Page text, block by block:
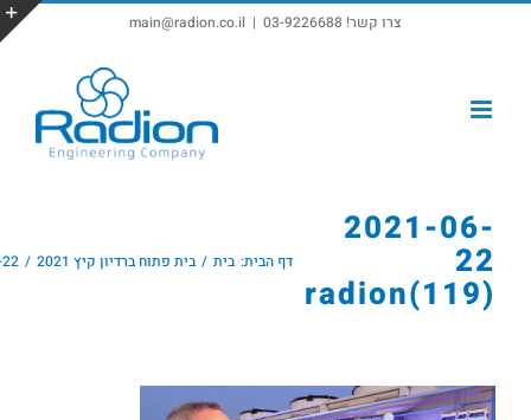
צרו קשר! 03-9226688 |
main@radion.co.il
2021-06-
22
(119)radion
דף הבית: בית בית פתוח ברדיון קיץ 2021